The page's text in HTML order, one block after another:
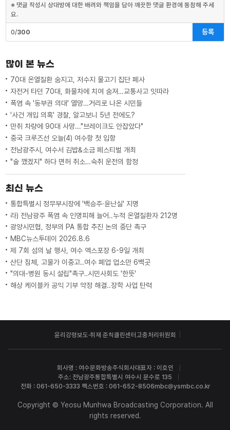
※ 댓글 작성시 상대방에 대한 배려와 책임을 담아 깨끗한 댓글 환경에 동참해 주세
요.
0/300 등록
많이 본 뉴스
70대 온열질환 숨지고, 저수지 물고기 집단 폐사
자전거 타던 70대, 화물차에 치여 숨져…교통사고 잇따라
폭염 속 '동부권 의대' 열망…거리로 나온 시민들
'사건 개입 의혹' 경찰, 알고보니 5년 전에도?
만취 차량에 90대 사망..."브레이크도 안잡았다"
중국 크루즈선 오늘(4) 여수항 첫 입항
전남광주시, 여수서 김밥&소금 페스티벌 개최
"술 깼겠지" 하다 면허 취소…숙취 운전의 함정
최신 뉴스
통합특별시 정무부시장에 '백승주·윤난실' 지명
라) 전남광주 폭염 속 인명피해 늘어..누적 온열질환자 212명
광양시민협, 정부의 PA 통합 추진 논의 중단 촉구
MBC뉴스투데이 2026.8.6
제 7회 섬의 날 행사, 여수 엑스포장 6-9일 개최
산단 침체, 고물가 이중고..여수 폐업 업소만 6백곳
"의대-병원 동시 설립"촉구‥시민사회도 '한뜻'
해상 케이블카 공익 기부 약정 해결..장학 사업 탄력
윤리강령 보도·취재 준칙클린센터 고충처리위원회
회사명 : 여수문화방송주식회사대표자 : 이호인
주소: 전남광주통합특별시 여수시 문수로 135
전화 : 061-650-3333 팩스번호 : 061-652-8506mbc@ysmbc.co.kr
Copyright © Yeosu Munhwa Broadcasting Corporation. All
rights reserved.